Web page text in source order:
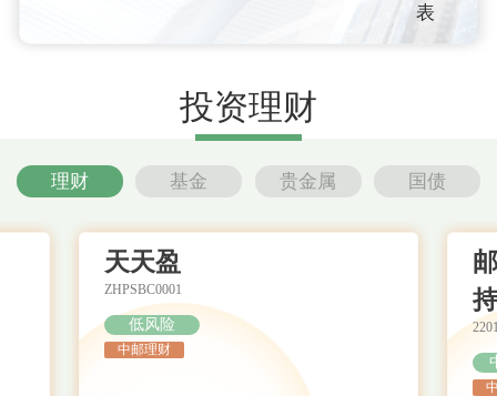
表
投资理财
理财 基金 贵金属 国债
天天盈
ZHPSBC0001
低风险
中邮理财